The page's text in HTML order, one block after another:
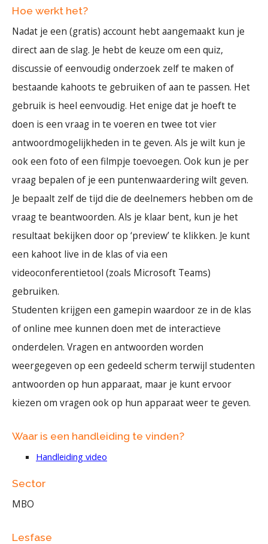
Hoe werkt het?
Nadat je een (gratis) account hebt aangemaakt kun je
direct aan de slag. Je hebt de keuze om een quiz,
discussie of eenvoudig onderzoek zelf te maken of
bestaande kahoots te gebruiken of aan te passen. Het
gebruik is heel eenvoudig. Het enige dat je hoeft te
doen is een vraag in te voeren en twee tot vier
antwoordmogelijkheden in te geven. Als je wilt kun je
ook een foto of een filmpje toevoegen. Ook kun je per
vraag bepalen of je een puntenwaardering wilt geven.
Je bepaalt zelf de tijd die de deelnemers hebben om de
vraag te beantwoorden. Als je klaar bent, kun je het
resultaat bekijken door op ‘preview’ te klikken. Je kunt
een kahoot live in de klas of via een
videoconferentietool (zoals Microsoft Teams)
gebruiken.
Studenten krijgen een gamepin waardoor ze in de klas
of online mee kunnen doen met de interactieve
onderdelen. Vragen en antwoorden worden
weergegeven op een gedeeld scherm terwijl studenten
antwoorden op hun apparaat, maar je kunt ervoor
kiezen om vragen ook op hun apparaat weer te geven.
Waar is een handleiding te vinden?
Handleiding video
Sector
MBO
Lesfase